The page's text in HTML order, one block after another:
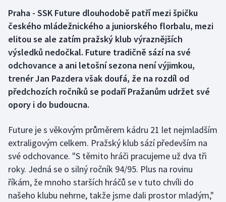
Boby a skeleton
Box
Curling
Dostihy
Futsal
Golf
Gymnastika
AZ kvíz
Praha - SSK Future dlouhodobě patří mezi špičku
českého mládežnického a juniorského florbalu, mezi
elitou se ale zatím pražský klub výraznějších
výsledků nedočkal. Future tradičně sází na své
odchovance a ani letošní sezona není výjimkou,
trenér Jan Pazdera však doufá, že na rozdíl od
předchozích ročníků se podaří Pražanům udržet své
opory i do budoucna.
Future je s věkovým průměrem kádru 21 let nejmladším
extraligovým celkem. Pražský klub sází především na
své odchovance. "S těmito hráči pracujeme už dva tři
roky. Jedná se o silný ročník 94/95. Plus na rovinu
říkám, že mnoho starších hráčů se v tuto chvíli do
našeho klubu nehrne, takže jsme dali prostor mladým,"